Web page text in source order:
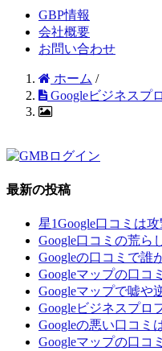
GBP情報
会社概要
お問い合わせ
ホーム /
Googleビジネスプ
最新の投稿
星1Google口コミは
Google口コミの荒ら
Googleの口コミで誰
Googleマップの口コ
Googleマップで嘘や
Googleビジネスプロ
Googleの悪い口コミ
Googleマップの口コ